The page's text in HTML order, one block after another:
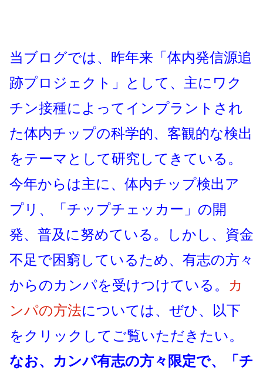
当ブログでは、昨年来「体内発信源追
跡プロジェクト」として、主にワク
チン接種によってインプラントされ
た体内チップの科学的、客観的な検出
をテーマとして研究してきている。
今年からは主に、体内チップ検出ア
プリ、「チップチェッカー」の開
発、普及に努めている。しかし、資金
不足で困窮しているため、有志の方々
からのカンパを受けつけている。
カ
ンパの方法については、ぜひ、以下
をクリックしてご覧いただきたい。
なお、カンパ有志の方々限定で、「チ